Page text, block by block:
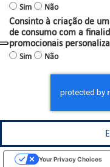
Sim Não
Consinto à criação de
de consumo com a
promocionais
Sim Não
Your Privacy Choices